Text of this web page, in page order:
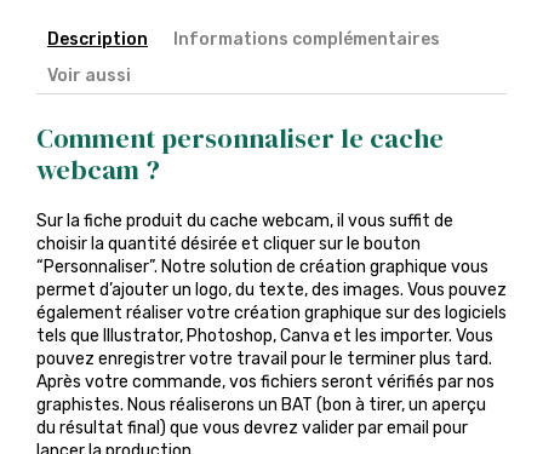
Description
Informations complémentaires
Voir aussi
Comment personnaliser le cache
webcam ?
Sur la fiche produit du cache webcam, il vous suffit de
choisir la quantité désirée et cliquer sur le bouton
“Personnaliser”. Notre solution de création graphique vous
permet d’ajouter un logo, du texte, des images. Vous pouvez
également réaliser votre création graphique sur des logiciels
tels que Illustrator, Photoshop, Canva et les importer. Vous
pouvez enregistrer votre travail pour le terminer plus tard.
Après votre commande, vos fichiers seront vérifiés par nos
graphistes. Nous réaliserons un BAT (bon à tirer, un aperçu
du résultat final) que vous devrez valider par email pour